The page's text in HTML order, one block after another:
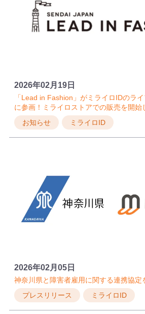
お知らせ ミライロID
「Lead in Fashion」がミライロIDのラ
に参画！ミライロストアでの販売を開始
2026年02月19日
プレスリリース ミライロID
神奈川県と障害者雇用に関する連携協定
2026年02月05日